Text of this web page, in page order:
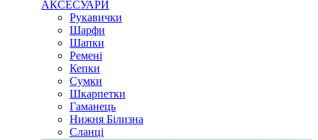
АКСЕСУАРИ
Рукавички
Шарфи
Шапки
Ремені
Кепки
Сумки
Шкарпетки
Гаманець
Нижня Білизна
Сланці